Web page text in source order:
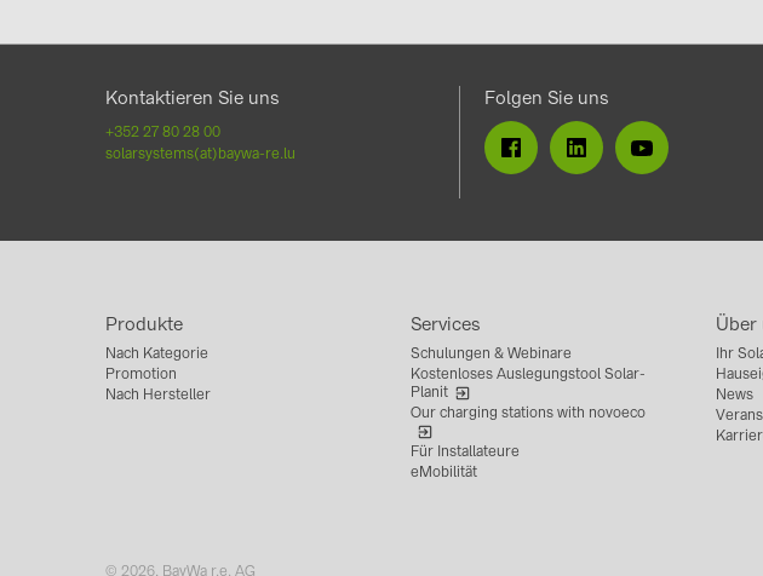
Kontaktieren Sie uns
+352 27 80 28 00
solarsystems(at)baywa-re.lu
Folgen Sie uns
Produkte
Nach Kategorie
Promotion
Nach Hersteller
Services
Schulungen & Webinare
Kostenloses Auslegungstool Solar-
Planit
Our charging stations with novoeco
Für Installateure
eMobilität
Über
Ihr
News
© 2026, BayWa r.e. AG